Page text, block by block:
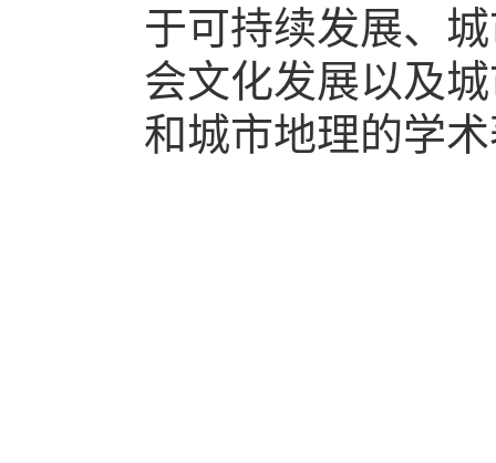
于可持续发展、
会文化发展以及
和城市地理的学